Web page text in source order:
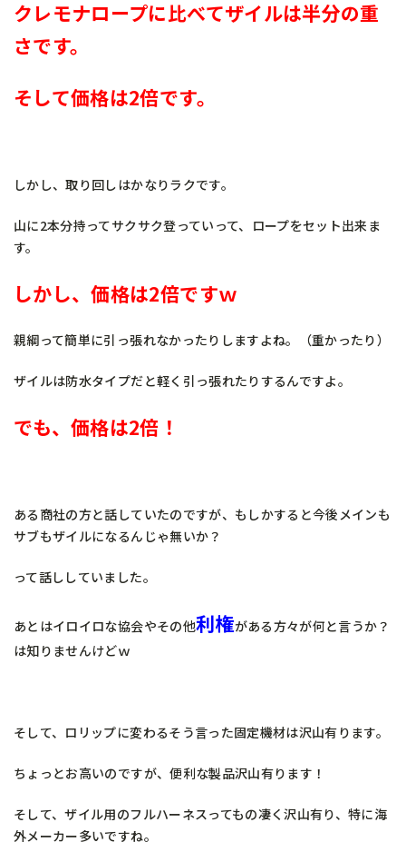
クレモナロープに比べてザイルは半分の重
さです。
そして価格は2倍です。
しかし、取り回しはかなりラクです。
山に2本分持ってサクサク登っていって、ロープをセット出来ま
す。
しかし、価格は2倍ですｗ
親綱って簡単に引っ張れなかったりしますよね。（重かったり）
ザイルは防水タイプだと軽く引っ張れたりするんですよ。
でも、価格は2倍！
ある商社の方と話していたのですが、もしかすると今後メインも
サブもザイルになるんじゃ無いか？
って話ししていました。
あとはイロイロな協会やその他利権がある方々が何と言うか？
は知りませんけどｗ
そして、ロリップに変わるそう言った固定機材は沢山有ります。
ちょっとお高いのですが、便利な製品沢山有ります！
そして、ザイル用のフルハーネスってもの凄く沢山有り、特に海
外メーカー多いですね。